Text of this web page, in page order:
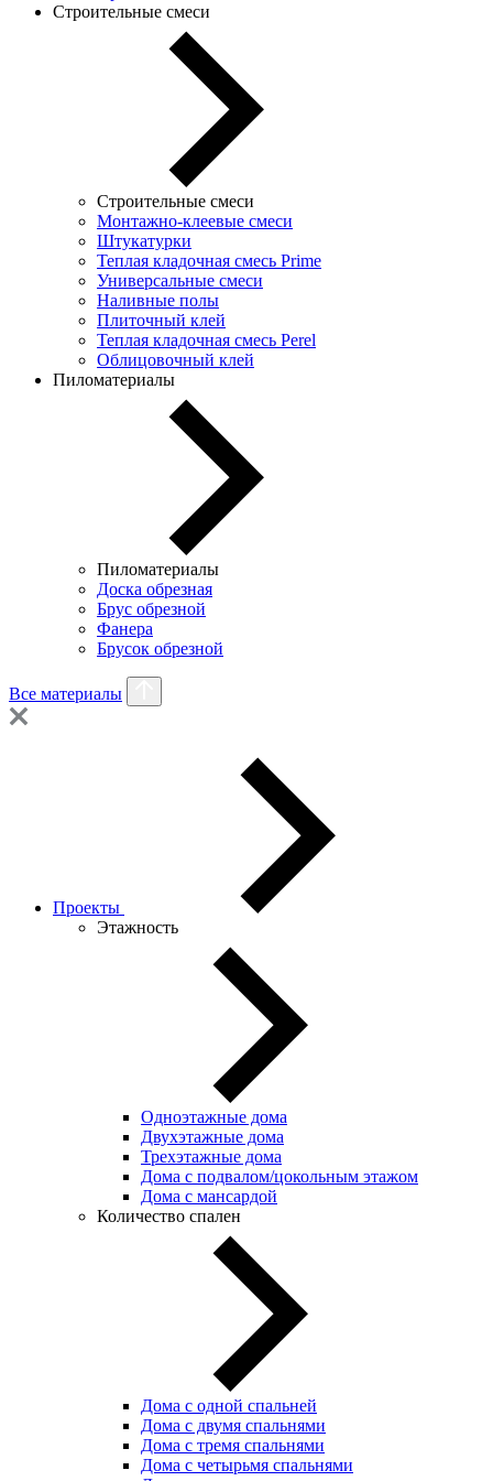
Строительные смеси
Строительные смеси
Монтажно-клеевые смеси
Штукатурки
Теплая кладочная смесь Prime
Универсальные смеси
Наливные полы
Плиточный клей
Теплая кладочная смесь Perel
Облицовочный клей
Пиломатериалы
Пиломатериалы
Доска обрезная
Брус обрезной
Фанера
Брусок обрезной
Все материалы
Проекты
Этажность
Одноэтажные дома
Двухэтажные дома
Трехэтажные дома
Дома с подвалом/цокольным этажом
Дома с мансардой
Количество спален
Дома с одной спальней
Дома с двумя спальнями
Дома с тремя спальнями
Дома с четырьмя спальнями